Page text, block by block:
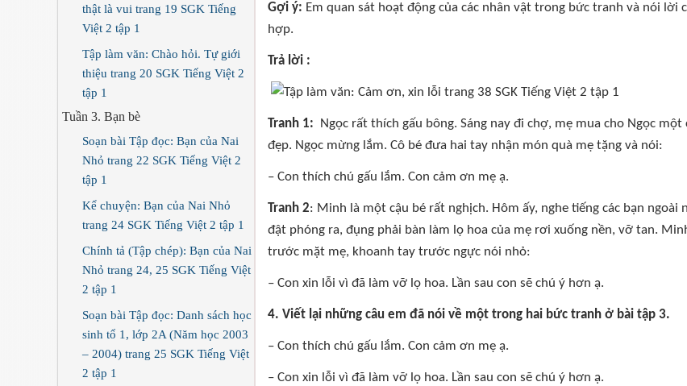
thật là vui trang 19 SGK Tiếng
Việt 2 tập 1
Tập làm văn: Chào hỏi. Tự giới
thiệu trang 20 SGK Tiếng Việt 2
tập 1
Tuần 3. Bạn bè
Soạn bài Tập đọc: Bạn của Nai
Nhỏ trang 22 SGK Tiếng Việt 2
tập 1
Kể chuyện: Bạn của Nai Nhỏ
trang 24 SGK Tiếng Việt 2 tập 1
Chính tả (Tập chép): Bạn của Nai
Nhỏ trang 24, 25 SGK Tiếng Việt
2 tập 1
Soạn bài Tập đọc: Danh sách học
sinh tổ 1, lớp 2A (Năm học 2003
– 2004) trang 25 SGK Tiếng Việt
2 tập 1
Gợi ý: Em quan sát hoạt động của các nhân vật trong bức tranh và nói lời
hợp.
Trả lời :
Tranh 1: Ngọc rất thích gấu bông. Sáng nay đi chợ, mẹ mua cho Ngọc
đẹp. Ngọc mừng lắm. Cô bé đưa hai tay nhận món quà mẹ tặng và nói:
– Con thích chú gấu lắm. Con cảm ơn mẹ ạ.
Tranh 2: Minh là một cậu bé rất nghịch. Hôm ấy, nghe tiếng các bạn ngoài
đật phóng ra, đụng phải bàn làm lọ hoa của mẹ rơi xuống nền, vỡ tan.
trước mặt mẹ, khoanh tay trước ngực nói nhỏ:
– Con xin lỗi vì đã làm vỡ lọ hoa. Lần sau con sẽ chú ý hơn ạ.
4. Viết lại những câu em đã nói về một trong hai bức tranh ở bài tập 3.
– Con thích chú gấu lắm. Con cảm ơn mẹ ạ.
– Con xin lỗi vì đã làm vỡ lọ hoa. Lần sau con sẽ chú ý hơn ạ.